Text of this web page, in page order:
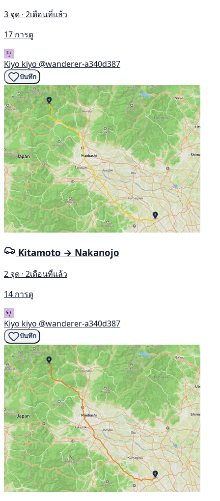
3 จุด · 2เดือนที่แล้ว
17 การดู
Kiyo kiyo @wanderer-a340d387
บันทึก
Kitamoto → Nakanojo
2 จุด · 2เดือนที่แล้ว
14 การดู
Kiyo kiyo @wanderer-a340d387
บันทึก